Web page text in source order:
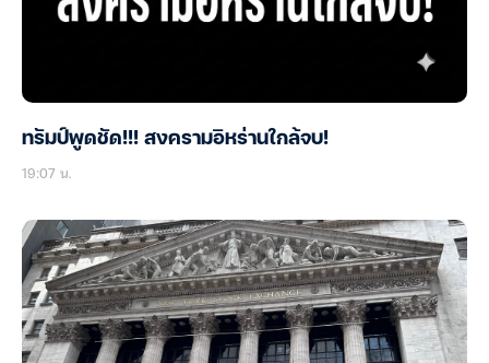
ทรัมป์พูดชัด!!! สงครามอิหร่านใกล้จบ!
19:07 น.